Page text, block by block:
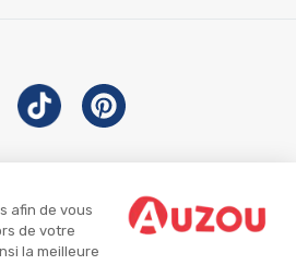
afin de vous
de votre
la meilleure
CGU
CGV